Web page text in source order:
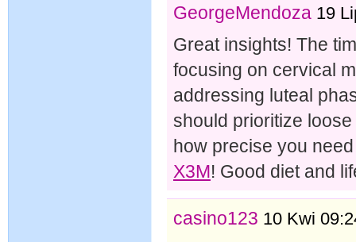
GeorgeMendoza 19
Great insights! The
focusing on cervical
addressing luteal
should prioritize
how precise you
X3M! Good diet and
casino123 10 Kwi